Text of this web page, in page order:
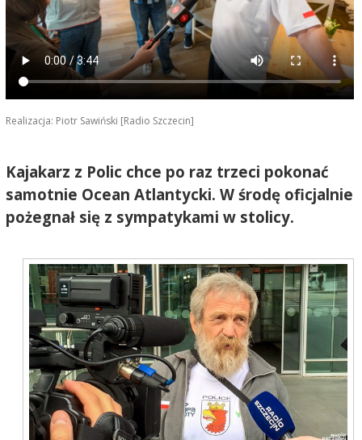
Realizacja: Piotr Sawiński [Radio Szczecin]
Kajakarz z Polic chce po raz trzeci pokonać
samotnie Ocean Atlantycki. W środę oficjalnie
pożegnał się z sympatykami w stolicy.